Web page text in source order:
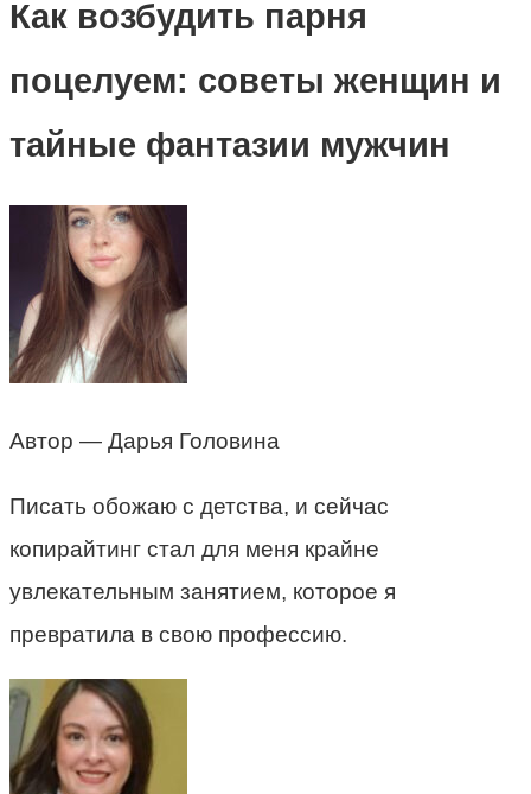
Как возбудить парня
поцелуем: советы женщин и
тайные фантазии мужчин
Автор — Дарья Головина
Писать обожаю с детства, и сейчас
копирайтинг стал для меня крайне
увлекательным занятием, которое я
превратила в свою профессию.